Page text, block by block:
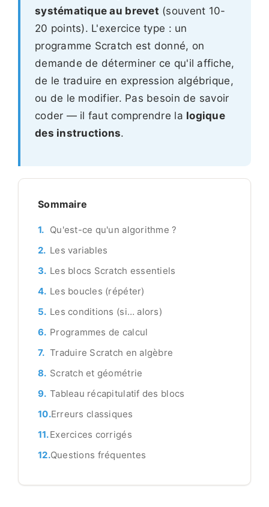
systématique au brevet (souvent 10-
20 points). L'exercice type : un
programme Scratch est donné, on
demande de déterminer ce qu'il affiche,
de le traduire en expression algébrique,
ou de le modifier. Pas besoin de savoir
coder — il faut comprendre la logique
des instructions.
Sommaire
Qu'est-ce qu'un algorithme ?
Les variables
Les blocs Scratch essentiels
Les boucles (répéter)
Les conditions (si… alors)
Programmes de calcul
Traduire Scratch en algèbre
Scratch et géométrie
Tableau récapitulatif des blocs
Erreurs classiques
Exercices corrigés
Questions fréquentes